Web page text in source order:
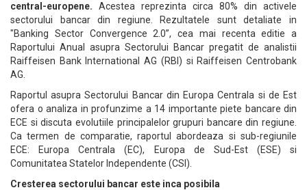
central-europene. Acestea reprezinta circa 80% din activele
sectorului bancar din regiune. Rezultatele sunt detaliate in
"Banking Sector Convergence 2.0”, cea mai recenta editie a
Raportului Anual asupra Sectorului Bancar pregatit de analistii
Raiffeisen Bank International AG (RBI) si Raiffeisen Centrobank
AG.
Raportul asupra Sectorului Bancar din Europa Centrala si de Est
ofera o analiza in profunzime a 14 importante piete bancare din
ECE si discuta evolutiile principalelor grupuri bancare din regiune.
Ca termen de comparatie, raportul abordeaza si sub-regiunile
ECE: Europa Centrala (EC), Europa de Sud-Est (ESE) si
Comunitatea Statelor Independente (CSI).
Cresterea sectorului bancar este inca posibila